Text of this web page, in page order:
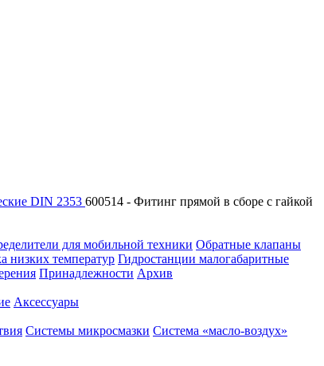
DIN 2353 600514 - Фитинг прямой в сборе с гайкой
для мобильной техники Обратные клапаны
низких температур Гидростанции малогабаритные
Принадлежности Архив
Аксессуары
Системы микросмазки Система «масло-воздух»